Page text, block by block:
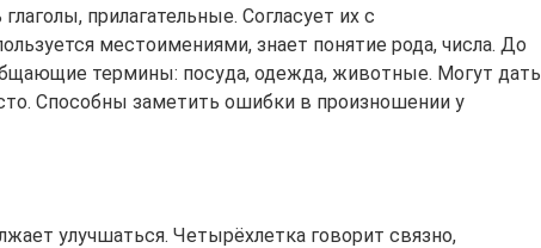
прилагательные. Согласует их с
местоимениями, знает понятие рода, числа. До
термины: посуда, одежда, животные. Могут дать
Способны заметить ошибки в произношении у
улучшаться. Четырёхлетка говорит связно,